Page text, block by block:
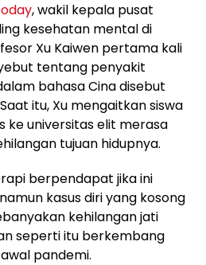
, wakil kepala pusat
kesehatan mental di
Xu Kaiwen pertama kali
tentang penyakit
bahasa Cina disebut
itu, Xu mengaitkan siswa
ke universitas elit merasa
tujuan hidupnya.
berpendapat jika ini
kasus diri yang kosong
kehilangan jati
seperti itu berkembang
pandemi.